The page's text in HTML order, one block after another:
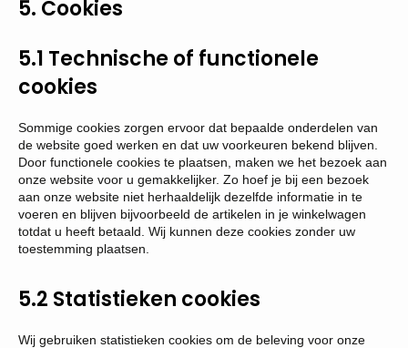
5. Cookies
5.1 Technische of functionele
cookies
Sommige cookies zorgen ervoor dat bepaalde onderdelen van
de website goed werken en dat uw voorkeuren bekend blijven.
Door functionele cookies te plaatsen, maken we het bezoek aan
onze website voor u gemakkelijker. Zo hoef je bij een bezoek
aan onze website niet herhaaldelijk dezelfde informatie in te
voeren en blijven bijvoorbeeld de artikelen in je winkelwagen
totdat u heeft betaald. Wij kunnen deze cookies zonder uw
toestemming plaatsen.
5.2 Statistieken cookies
Wij gebruiken statistieken cookies om de beleving voor onze